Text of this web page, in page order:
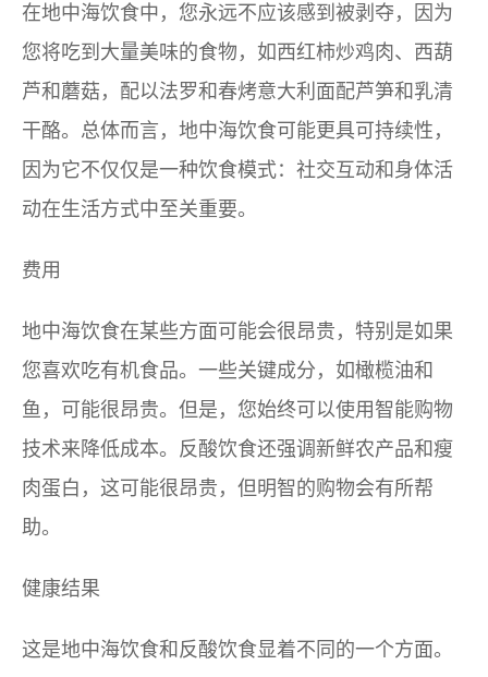
在地中海饮食中，您永远不应该感到被剥夺，因为
您将吃到大量美味的食物，如西红柿炒鸡肉、西葫
芦和蘑菇，配以法罗和春烤意大利面配芦笋和乳清
干酪。总体而言，地中海饮食可能更具可持续性，
因为它不仅仅是一种饮食模式：社交互动和身体活
动在生活方式中至关重要。
费用
地中海饮食在某些方面可能会很昂贵，特别是如果
您喜欢吃有机食品。一些关键成分，如橄榄油和
鱼，可能很昂贵。但是，您始终可以使用智能购物
技术来降低成本。反酸饮食还强调新鲜农产品和瘦
肉蛋白，这可能很昂贵，但明智的购物会有所帮
助。
健康结果
这是地中海饮食和反酸饮食显着不同的一个方面。